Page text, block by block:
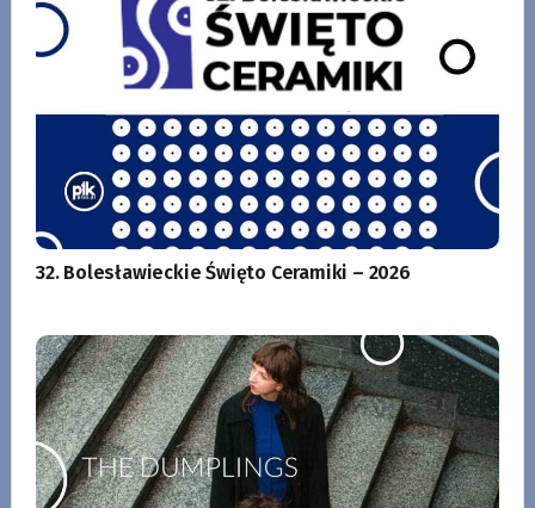
32. Bolesławieckie Święto Ceramiki – 2026